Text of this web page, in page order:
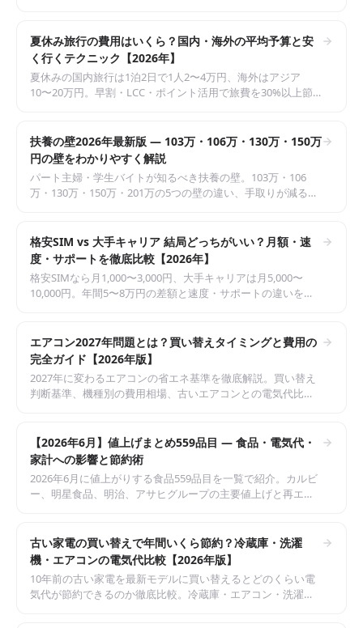
夏休み旅行の費用はいくら？国内・海外の平均予算と安
く行くテクニック【2026年】
夏休みの国内旅行は1泊2日で1人2〜4万円、海外はアジア
10〜20万円。早割・LCC・ポイント活用で旅費を30%以上節
扶養の壁2026年最新版 — 103万・106万・130万・150万
円の壁をわかりやすく解説
パート主婦・学生バイトが知るべき扶養の壁。103万・106
万・130万・150万・201万の5つの壁の違い、手取りが減る年
格安SIM vs 大手キャリア 結局どっちがいい？月額・速
度・サポートを徹底比較【2026年】
格安SIMなら月1,000〜3,000円、大手キャリアは月5,000〜
10,000円。年間5〜8万円の差額と速度・サポートの違いを比
エアコン2027年問題とは？買い替えタイミングと費用の
完全ガイド【2026年版】
2027年に変わるエアコンの省エネ基準を徹底解説。買い替え
判断基準、機種別の費用相場、古いエアコンとの電気代比
【2026年6月】値上げまとめ559品目 — 食品・電気代・
家計への影響と節約術
2026年6月に値上がりする食品559品目を一覧で紹介。カルビ
ー、明星食品、明治、アサヒグループの主要値上げと再エネ
古い家電の買い替えで年間いくら節約？冷蔵庫・洗濯
機・エアコンの電気代比較【2026年版】
10年前の古い家電を最新モデルに買い替えるとどのくらい電
気代が節約できるのか徹底比較。冷蔵庫・エアコン・洗濯機